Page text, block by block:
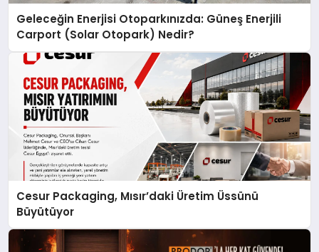
Geleceğin Enerjisi Otoparkınızda: Güneş Enerjili
Carport (Solar Otopark) Nedir?
Cesur Packaging, Mısır’daki Üretim Üssünü
Büyütüyor